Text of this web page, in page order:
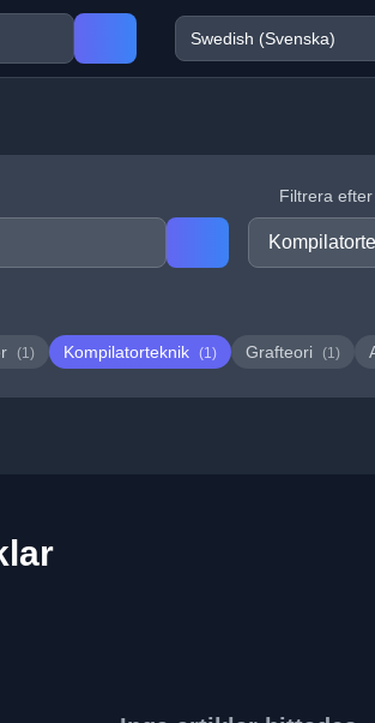
Filtrera
(1) Kompilatorteknik (1) Grafteori (1)